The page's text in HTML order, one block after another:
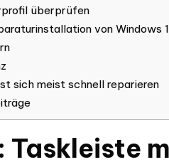
überprüfen
von Windows
sich meist schnell reparieren
Taskleiste